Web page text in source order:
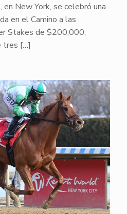
New York, se celebró una
en el Camino a las
Stakes de $200,000,
tres […]